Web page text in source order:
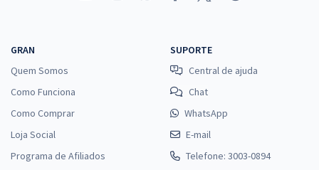
GRAN
Quem Somos
Como Funciona
Como Comprar
Loja Social
Programa de Afiliados
SUPORTE
Central de ajuda
Chat
WhatsApp
E-mail
Telefone: 3003-0894